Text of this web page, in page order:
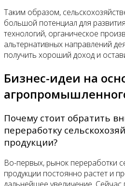
Таким образом,
большой потенциал для
технологий, органическое
альтернативных направлений
получить хороший доход и
Бизнес-идеи на
Почему стоит обратить
переработку
продукции?
Во-первых, рынок переработки
продукции постоянно растет и